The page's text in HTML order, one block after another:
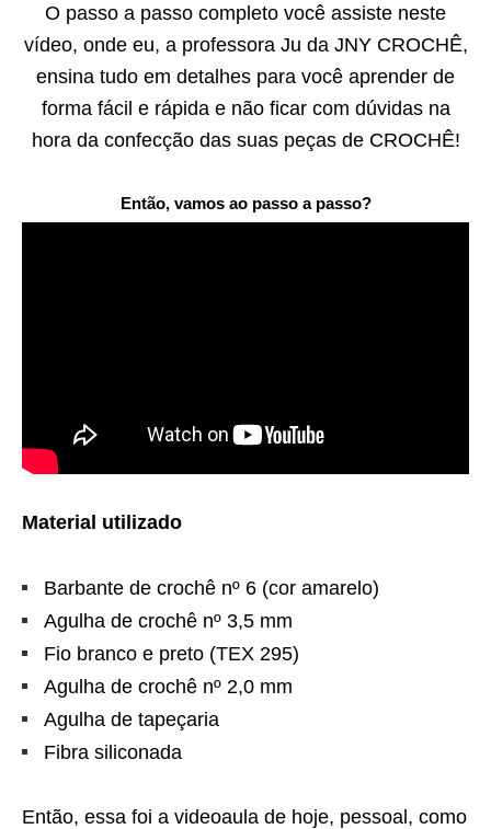
O passo a passo completo você assiste neste
vídeo, onde eu, a professora Ju da JNY CROCHÊ,
ensina tudo em detalhes para você aprender de
forma fácil e rápida e não ficar com dúvidas na
hora da confecção das suas peças de CROCHÊ!
Então, vamos ao passo a passo?
Material utilizado
Barbante de crochê nº 6 (cor amarelo)
Agulha de crochê nº 3,5 mm
Fio branco e preto (TEX 295)
Agulha de crochê nº 2,0 mm
Agulha de tapeçaria
Fibra siliconada
Então, essa foi a videoaula de hoje, pessoal, como